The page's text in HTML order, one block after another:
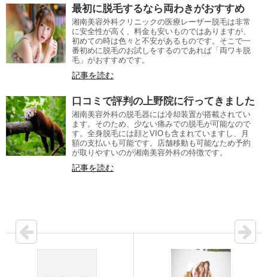
最初に脱毛するなら両わきがおすすめ
湘南美容外科クリニックの医療レーザー脱毛は非常
に安全性が高く、料金も安いものではありますが、
初めての時は色々と不安があるものです。そこで一
番初めに脱毛のお試しをするのであれば「両ワキ脱
毛」がおすすめです。
記事を読む
口コミで評判の上野院に行ってきました
湘南美容外科の脱毛器には冷却装置が搭載されてい
ます。そのため、少ない痛みでの脱毛が可能なので
す。全身脱毛には顔とVIOも含まれていますし、月
額の支払いも可能です。店舗移動も可能なため予約
が取りやすいのが湘南美容外科の特徴です。
記事を読む